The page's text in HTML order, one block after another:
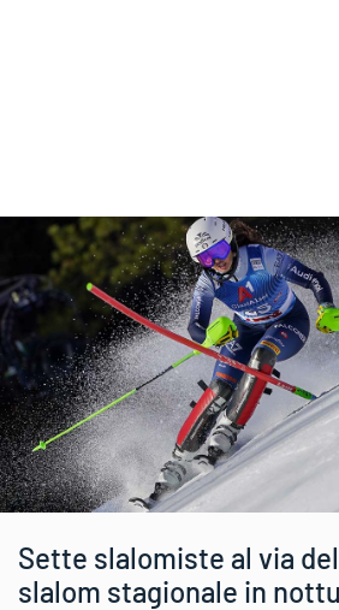
Sette slalomiste al via
slalom stagionale in